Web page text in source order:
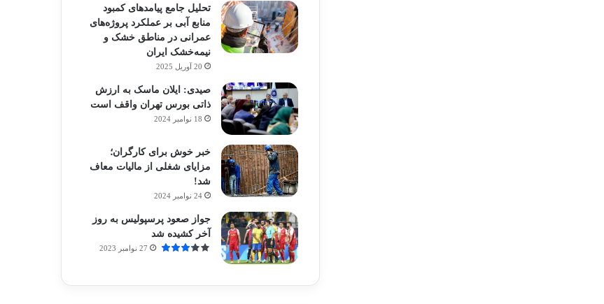
تحلیل جامع پیامدهای کمبود
منابع آبی بر عملکرد پروژه‌های
عمرانی در مناطق خشک و
نیمه‌خشک ایران
20 آوریل 2025
صیدی: ایلان ماسک به ارزش
ذاتی بورس تهران واقف است
18 نوامبر 2024
خبر خوش برای کارگران؛
مزایای شغلی از مالیات معاف
شد!
24 نوامبر 2024
جواز صعود پرسپولیس به روز
آخر کشیده شد
27 نوامبر 2023